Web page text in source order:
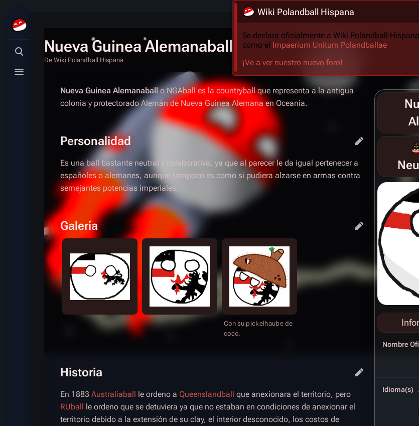
Búsqueda alternativa
Menú alternativo
Wiki Polandball Hispana
Se declara oficialmente a Wiki Polandball Hispana
como el Impaerium Unitum Polandballae
¡Ve a ver nuestro nuevo foro!
Nueva Guinea Alemanaball
De Wiki Polandball Hispana
Nombre
Idioma(s)
Nueva Guinea Alemanaballo NGAball es la countryball que representa a la antigua
colonia y protectorado Alemán de Nueva Guinea Alemana en Oceanía.
Personalidad
Es una ball bastante neutral y colaborativa, ya que al parecer le da igual pertenecer a
españoles o alemanes, aunque tampoco es como si pudiera alzarse en armas contra
semejantes potencias imperiales.
Galería
Con su pickelhaube de
coco.
Historia
En 1883 Australiaball le ordeno a Queenslandball que anexionara el territorio, pero
RUball le ordeno que se detuviera ya que no estaban en condiciones de anexionar el
territorio debido a la extensión de su clay, el interior desconocido, los costos de